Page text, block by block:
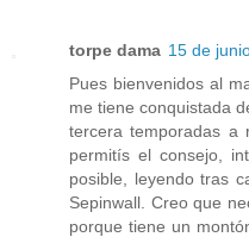
torpe dama 15 de
Pues bienvenidos al
me tiene conquistada
tercera temporadas a
permitís el consejo,
posible, leyendo tras
Sepinwall. Creo que
porque tiene un